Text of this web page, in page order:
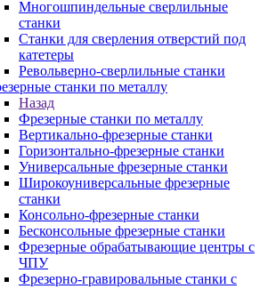
Многошпиндельные сверлильные
станки
Станки для сверления отверстий под
катетеры
Револьверно-сверлильные станки
станки по металлу
Назад
Фрезерные станки по металлу
Вертикально-фрезерные станки
Горизонтально-фрезерные станки
Универсальные фрезерные станки
Широкоуниверсальные фрезерные
станки
Консольно-фрезерные станки
Бесконсольные фрезерные станки
Фрезерные обрабатывающие центры с
ЧПУ
Фрезерно-гравировальные станки с